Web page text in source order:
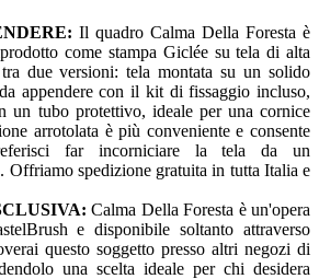
Il quadro Calma Della Foresta è
come stampa Giclée su tela di alta
due versioni: tela montata su un solido
appendere con il kit di fissaggio incluso,
un tubo protettivo, ideale per una cornice
arrotolata è più conveniente e consente
far incorniciare la tela da un
Offriamo spedizione gratuita in tutta Italia e
Calma Della Foresta è un'opera
e disponibile soltanto attraverso
questo soggetto presso altri negozi di
una scelta ideale per chi desidera